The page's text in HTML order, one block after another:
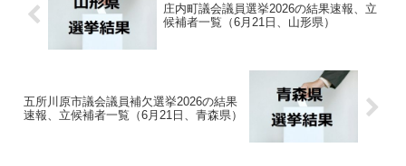
庄内町議会議員選挙2026の結果速報、立
候補者一覧（6月21日、山形県）
五所川原市議会議員補欠選挙2026の結果
速報、立候補者一覧（6月21日、青森県）